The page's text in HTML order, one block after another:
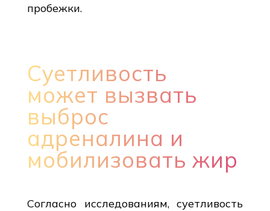
пробежки.
Суетливость
может вызвать
выброс
адреналина и
мобилизовать жир
Согласно исследованиям, суетливость